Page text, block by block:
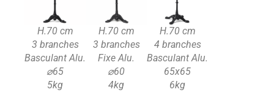
H.70 cm
3 branches
Basculant Alu.
⌀65
5kg
H.70 cm
3 branches
Fixe Alu.
⌀60
4kg
H.70 cm
4 branches
Basculant Alu.
65x65
6kg